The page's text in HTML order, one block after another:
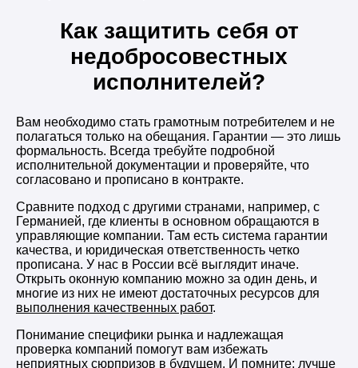
Как защитить себя от
недобросовестных
исполнителей?
Вам необходимо стать грамотным потребителем и не
полагаться только на обещания. Гарантии — это лишь
формальность. Всегда требуйте подробной
исполнительной документации и проверяйте, что
согласовано и прописано в контракте.
Сравните подход с другими странами, например, с
Германией, где клиенты в основном обращаются в
управляющие компании. Там есть система гарантии
качества, и юридическая ответственность четко
прописана. У нас в России всё выглядит иначе.
Открыть оконную компанию можно за один день, и
многие из них не имеют достаточных ресурсов для
выполнения качественных работ.
Понимание специфики рынка и надлежащая
проверка компаний помогут вам избежать
неприятных сюрпризов в будущем. И помните: лучше